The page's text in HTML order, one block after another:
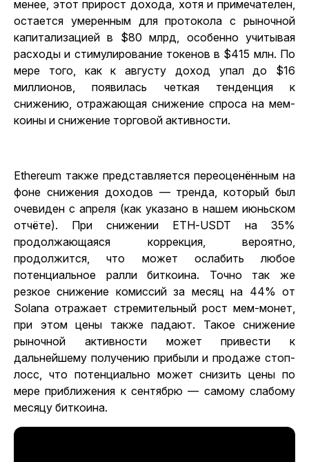
менее, этот прирост дохода, хотя и примечателен,
остается умеренным для протокола с рыночной
капитализацией в $80 млрд, особенно учитывая
расходы и стимулирование токенов в $415 млн. По
мере того, как к августу доход упал до $16
миллионов, появилась четкая тенденция к
снижению, отражающая снижение спроса на мем-
коины и снижение торговой активности.
Ethereum также представляется переоценённым на
фоне снижения доходов — тренда, который был
очевиден с апреля (как указано в нашем июньском
отчёте). При снижении ETH-USDT на 35%
продолжающаяся коррекция, вероятно,
продолжится, что может ослабить любое
потенциальное ралли биткоина. Точно так же
резкое снижение комиссий за месяц на 44% от
Solana отражает стремительный рост мем-монет,
при этом цены также падают. Такое снижение
рыночной активности может привести к
дальнейшему получению прибыли и продаже стоп-
лосс, что потенциально может снизить цены по
мере приближения к сентябрю — самому слабому
месяцу биткоина.